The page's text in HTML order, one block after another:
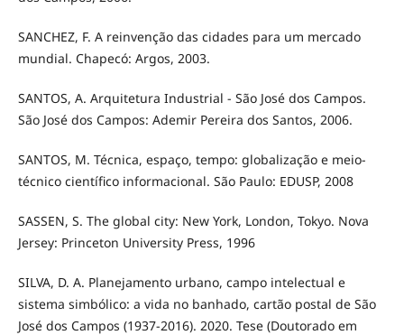
SANCHEZ, F. A reinvenção das cidades para um mercado
mundial. Chapecó: Argos, 2003.
SANTOS, A. Arquitetura Industrial - São José dos Campos.
São José dos Campos: Ademir Pereira dos Santos, 2006.
SANTOS, M. Técnica, espaço, tempo: globalização e meio-
técnico científico informacional. São Paulo: EDUSP, 2008
SASSEN, S. The global city: New York, London, Tokyo. Nova
Jersey: Princeton University Press, 1996
SILVA, D. A. Planejamento urbano, campo intelectual e
sistema simbólico: a vida no banhado, cartão postal de São
José dos Campos (1937-2016). 2020. Tese (Doutorado em